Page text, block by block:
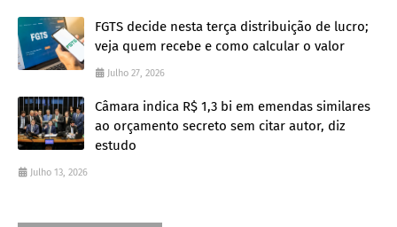
FGTS decide nesta terça distribuição de lucro;
veja quem recebe e como calcular o valor
Julho 27, 2026
Câmara indica R$ 1,3 bi em emendas similares
ao orçamento secreto sem citar autor, diz
estudo
Julho 13, 2026